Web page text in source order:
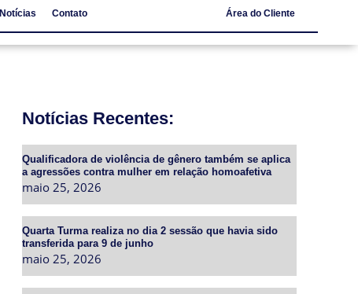
Notícias Contato Área do Cliente
Notícias Recentes:
Qualificadora de violência de gênero também se aplica
a agressões contra mulher em relação homoafetiva
maio 25, 2026
Quarta Turma realiza no dia 2 sessão que havia sido
transferida para 9 de junho
maio 25, 2026